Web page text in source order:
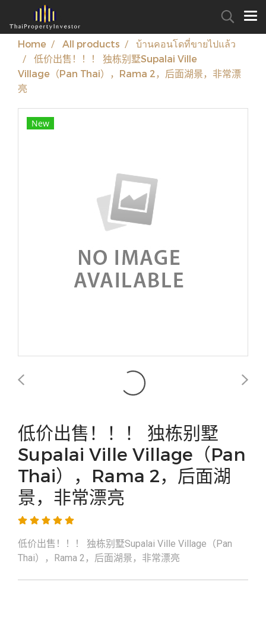
Home All products
บ้านคอนโดที่ขายไปแล้ว
低价出售！！！ 独栋别墅Supalai Ville
Village（Pan Thai），Rama 2，后面湖景，非常漂
亮
New
低价出售！！！ 独栋别墅
Supalai Ville Village（Pan
Thai），Rama 2，后面湖
景，非常漂亮
低价出售！！！ 独栋别墅Supalai Ville Village（Pan
Thai），Rama 2，后面湖景，非常漂亮